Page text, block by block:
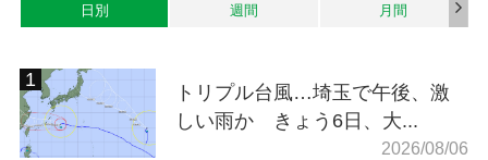
日別 週間 月間
トリプル台風…埼玉で午後、激
しい雨か きょう6日、大...
2026/08/06